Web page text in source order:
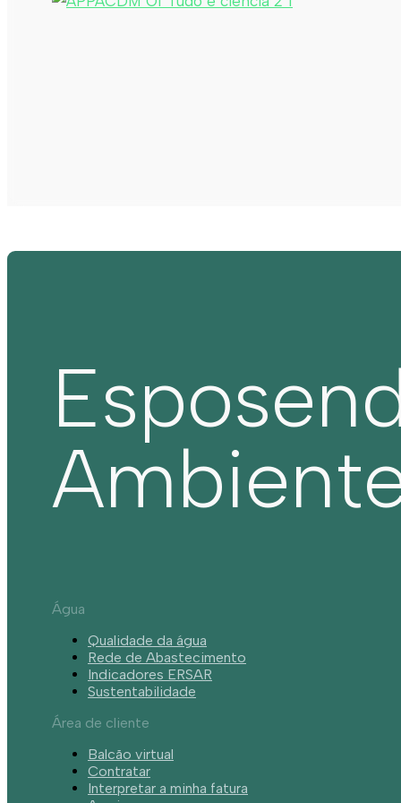
Água
Qualidade da água
Rede de Abastecimento
Indicadores ERSAR
Sustentabilidade
Área de cliente
Balcão virtual
Contratar
Interpretar a minha fatura